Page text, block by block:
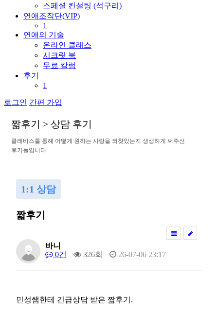
스페셜 컨설팅 (석구리)
연애조작단(VIP)
1
연애의 기술
온라인 클래스
시크릿 북
무료 칼럼
후기
1
로그인 간편 가입
짧후기 > 상담 후기
클래비 스를 통해 어 떻게 원하는 사랑을 되 찾았는지 생생하게 써 주신
후기 들입 니 다.
1:1 상담
짧후기
바니
0건
326회 26-07-06 23:17
민성쌤한테 긴급상담 받은 짧후기.